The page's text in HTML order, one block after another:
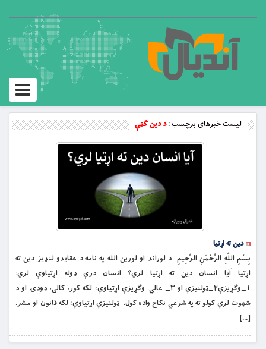
Toggle
لیست خبرهای برچسب :د دين ګټې
دين ته اړتيا
بِسْمِ اللَّهِ الرَّحْمَنِ الرَّحِيمِ د لوراند او لورین الله په نامه د عقايدو لنډيز دين ته
اړتيا آيا انسان دين ته اړتيا لري؟ انسان درې ډوله اړتياوې لري:
١_وګړيزې٢_ټولنيزې او ٣_ عالي. وګړيزې اړتياوې؛ لکه کور، کالى، ډوډۍ او د
شهوت لرې کولو ته په شرعي نکاح واده کول. ټولنيزې اړتياوې؛ لکه قانون او مشر.
[…]